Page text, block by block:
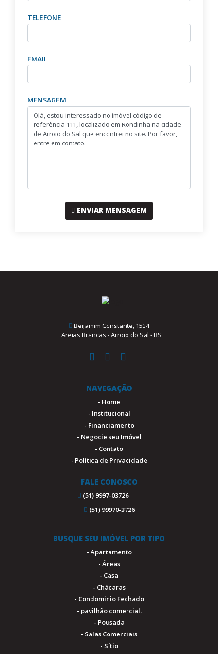
TELEFONE
EMAIL
MENSAGEM
ENVIAR MENSAGEM
Beijamim Constante, 1534
Areias Brancas - Arroio do Sal - RS
NAVEGAÇÃO
- Home
- Institucional
- Financiamento
- Negocie seu Imóvel
- Contato
- Política de Privacidade
FALE CONOSCO
(51) 9997-03726
(51) 99970-3726
BUSQUE SEU IMÓVEL POR TIPO
- Apartamento
- Áreas
- Casa
- Chácaras
- Condominio Fechado
- pavilhão comercial.
- Pousada
- Salas Comerciais
- Sítio